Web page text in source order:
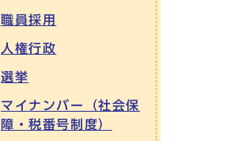
職員採用
人権行政
選挙
マイナンバー（社会保
障・税番号制度）